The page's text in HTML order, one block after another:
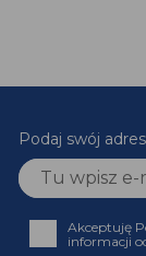
Podaj swój
informacji